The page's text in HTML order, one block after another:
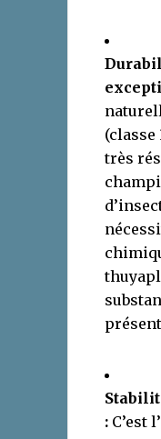
(classe
très
: C’est